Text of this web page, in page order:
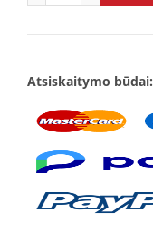
Atsiskaitymo būdai: